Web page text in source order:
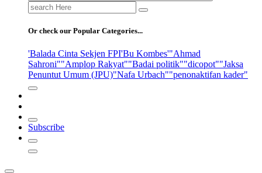
Search
for:
Or check our Popular Categories...
'Balada Cinta Sekjen FPI'Bu Kombes'"Ahmad
Sahroni""Amplop Rakyat""Badai politik""dicopot""Jaksa
Penuntut Umum (JPU)"Nafa Urbach""penonaktifan kader"
Subscribe